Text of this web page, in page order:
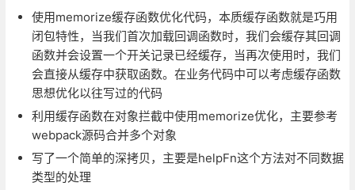
使用memorize缓存函数优化代码，本质缓存函数就是巧用
闭包特性，当我们首次加载回调函数时，我们会缓存其回调
函数并会设置一个开关记录已经缓存，当再次使用时，我们
会直接从缓存中获取函数。在业务代码中可以考虑缓存函数
思想优化以往写过的代码
利用缓存函数在对象拦截中使用memorize优化，主要参考
webpack源码合并多个对象
写了一个简单的深拷贝，主要是helpFn这个方法对不同数据
类型的处理